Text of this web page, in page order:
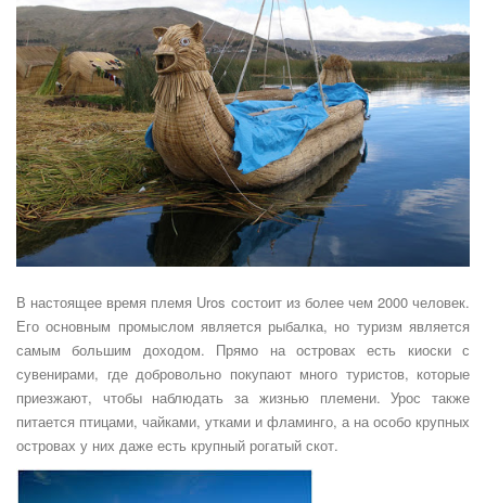
В настоящее время племя Uros состоит из более чем 2000 человек.
Его основным промыслом является рыбалка, но туризм является
самым большим доходом. Прямо на островах есть киоски с
сувенирами, где добровольно покупают много туристов, которые
приезжают, чтобы наблюдать за жизнью племени. Урос также
питается птицами, чайками, утками и фламинго, а на особо крупных
островах у них даже есть крупный рогатый скот.